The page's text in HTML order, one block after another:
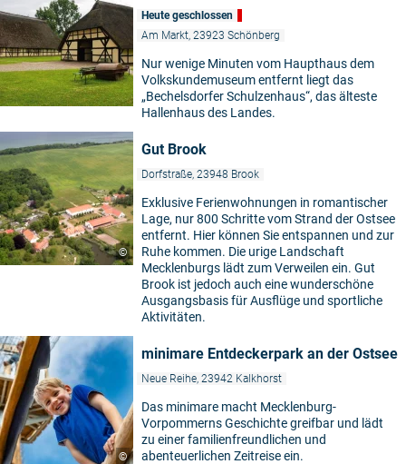
Heute geschlossen
Am Markt, 23923 Schönberg
Nur wenige Minuten vom Haupthaus dem
Volkskundemuseum entfernt liegt das
„Bechelsdorfer Schulzenhaus“, das älteste
Hallenhaus des Landes.
©
Gut Brook
Dorfstraße, 23948 Brook
Exklusive Ferienwohnungen in romantischer
Lage, nur 800 Schritte vom Strand der Ostsee
entfernt. Hier können Sie entspannen und zur
Ruhe kommen. Die urige Landschaft
Mecklenburgs lädt zum Verweilen ein. Gut
Brook ist jedoch auch eine wunderschöne
Ausgangsbasis für Ausflüge und sportliche
Aktivitäten.
©
minimare Entdeckerpark an der Ostsee
Neue Reihe, 23942 Kalkhorst
Das minimare macht Mecklenburg-
Vorpommerns Geschichte greifbar und lädt
zu einer familienfreundlichen und
abenteuerlichen Zeitreise ein.